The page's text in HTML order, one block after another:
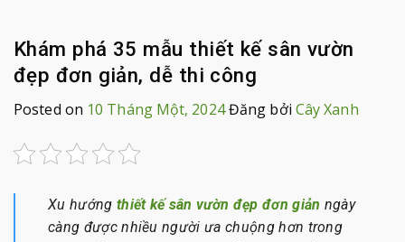
Khám phá 35 mẫu thiết kế sân vườn
đẹp đơn giản, dễ thi công
Posted on 10 Tháng Một, 2024Đăng bởi Cây Xanh
Xu hướng thiết kế sân vườn đẹp đơn giản ngày
càng được nhiều người ưa chuộng hơn trong